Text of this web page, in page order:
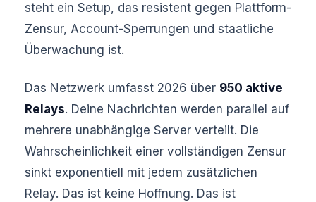
steht ein Setup, das resistent gegen Plattform-
Zensur, Account-Sperrungen und staatliche
Überwachung ist.
Das Netzwerk umfasst 2026 über 950 aktive
Relays. Deine Nachrichten werden parallel auf
mehrere unabhängige Server verteilt. Die
Wahrscheinlichkeit einer vollständigen Zensur
sinkt exponentiell mit jedem zusätzlichen
Relay. Das ist keine Hoffnung. Das ist